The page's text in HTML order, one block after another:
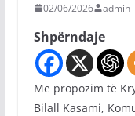
02/06/2026 admin
Shpërndaje
Me propozim të
Bilall Kasami,